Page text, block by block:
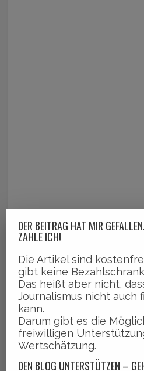
DER BEITRAG HAT MIR
ZAHLE ICH!
Die Artikel sind
gibt keine
Das heißt aber nicht,
Journalismus nicht auch
kann.
Darum gibt es die
freiwilligen
Wertschätzung.
DEN BLOG UNTERSTÜTZEN –